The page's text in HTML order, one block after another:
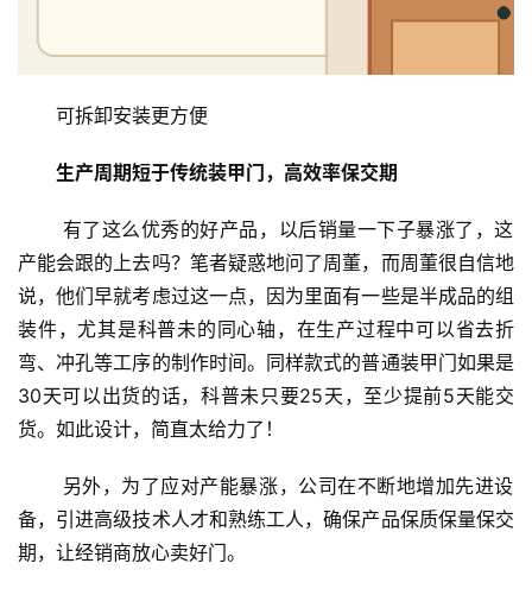
门
套
安
装
安
装
维
门
业
可拆卸安装更方便
生产周期短于传统装甲门，高效率保交期
产能会跟的上去吗？笔者疑惑地问了周董，而周董很自信地
说，他们早就考虑过这一点，因为里面有一些是半成品的组
装件，尤其是科普未的同心轴，在生产过程中可以省去折
弯、冲孔等工序的制作时间。同样款式的普通装甲门如果是
30天可以出货的话，科普未只要25天，至少提前5天能交
货。如此设计，简直太给力了！
备，引进高级技术人才和熟练工人，确保产品保质保量保交
期，让经销商放心卖好门。